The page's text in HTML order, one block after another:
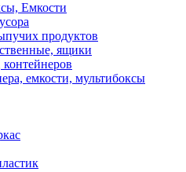
Емкости
продуктов
ящики
емкости, мультибоксы